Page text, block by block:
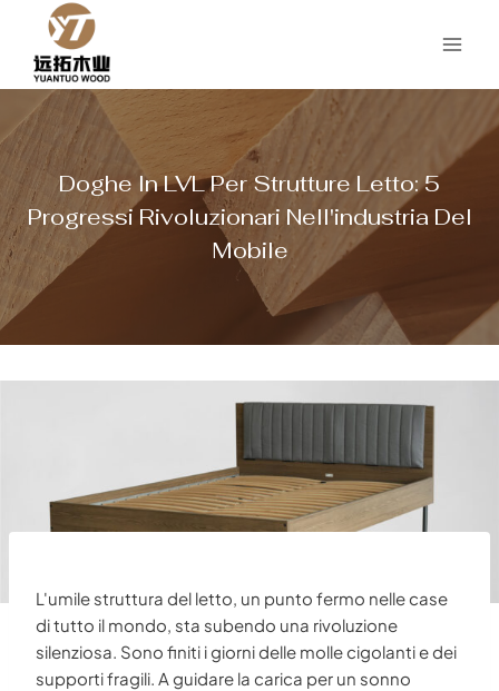
contenuto
Doghe In LVL Per Strutture Letto: 5
Progressi Rivoluzionari Nell'industria Del
Mobile
L'umile struttura del letto, un punto fermo nelle case
di tutto il mondo, sta subendo una rivoluzione
silenziosa. Sono finiti i giorni delle molle cigolanti e dei
supporti fragili. A guidare la carica per un sonno